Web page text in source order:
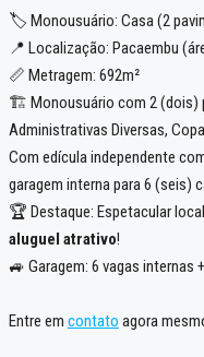
🏷️ Monousuário: Casa (2
📍 Localização: Pacaembu
📏 Metragem: 692m²
🏗️ Monousuário com 2 (dois)
Administrativas Diversas,
Com edícula independente
garagem interna para 6 (seis)
🏆 Destaque: Espetacular
aluguel atrativo!
🚙 Garagem: 6 vagas internas
Entre em contato agora